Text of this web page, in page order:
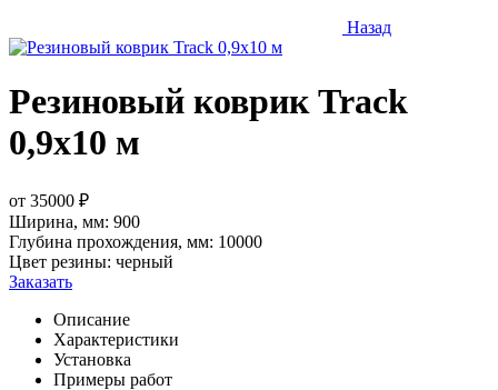
Назад
Резиновый коврик Track
0,9х10 м
от 35000 ₽
Ширина, мм: 900
Глубина прохождения, мм: 10000
Цвет резины: черный
Заказать
Описание
Характеристики
Установка
Примеры работ